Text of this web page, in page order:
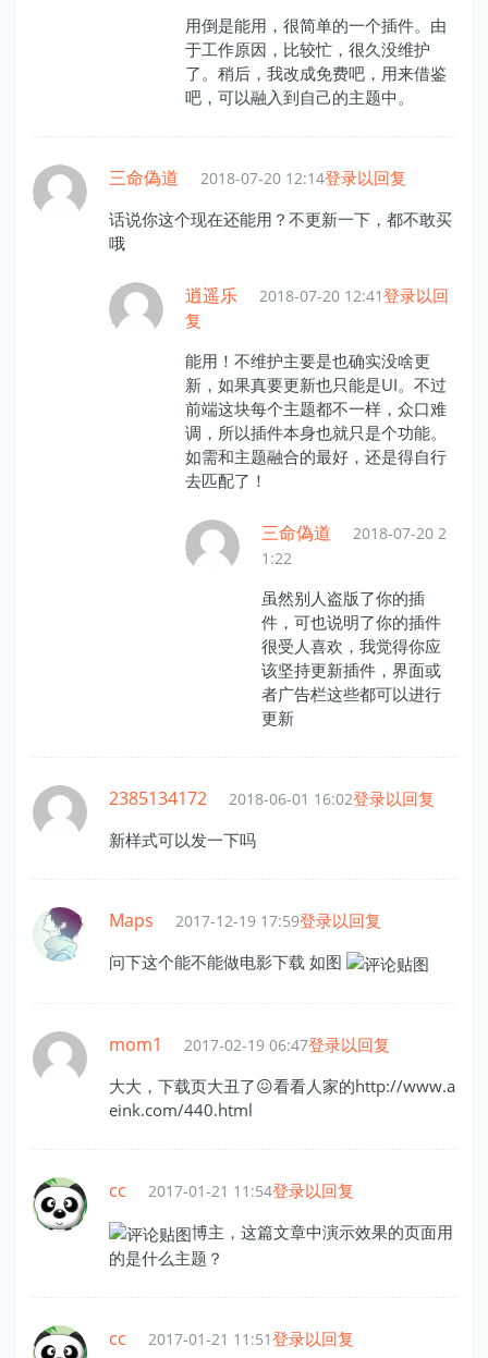
用倒是能用，很简单的一个插件。由
于工作原因，比较忙，很久没维护
了。稍后，我改成免费吧，用来借鉴
吧，可以融入到自己的主题中。
三命偽道 2018-07-20 12:14登录以回复
话说你这个现在还能用？不更新一下，都不敢买
哦
逍遥乐 2018-07-20 12:41登录以回
复
能用！不维护主要是也确实没啥更
新，如果真要更新也只能是UI。不过
前端这块每个主题都不一样，众口难
调，所以插件本身也就只是个功能。
如需和主题融合的最好，还是得自行
去匹配了！
三命偽道
2018-07-20 2
1:22
虽然别人盗版了你的插
件，可也说明了你的插件
很受人喜欢，我觉得你应
该坚持更新插件，界面或
者广告栏这些都可以进行
更新
2385134172 2018-06-01 16:02登录以回复
新样式可以发一下吗
Maps 2017-12-19 17:59登录以回复
问下这个能不能做电影下载 如图
mom1 2017-02-19 06:47登录以回复
大大，下载页大丑了😖看看人家的http://www.a
eink.com/440.html
cc 2017-01-21 11:54登录以回复
博主，这篇文章中演示效果的页面用
的是什么主题？
cc 2017-01-21 11:51登录以回复